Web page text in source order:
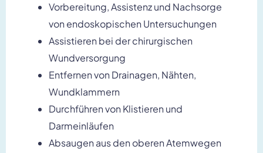
Vorbereitung, Assistenz und Nachsorge
von endoskopischen Untersuchungen
Assistieren bei der chirurgischen
Wundversorgung
Entfernen von Drainagen, Nähten,
Wundklammern
Durchführen von Klistieren und
Darmeinläufen
Absaugen aus den oberen Atemwegen